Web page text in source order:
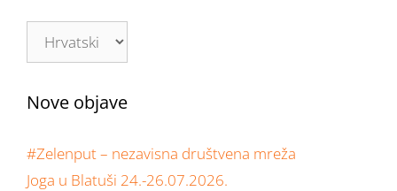
Nove objave
#Zelenput – nezavisna društvena mreža
Joga u Blatuši 24.-26.07.2026.